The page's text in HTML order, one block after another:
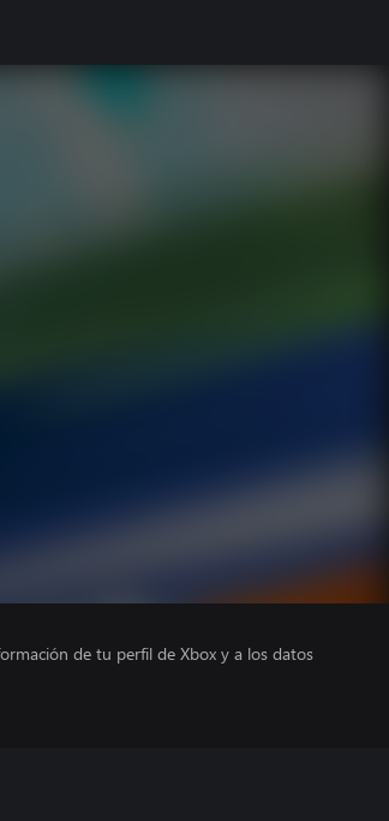
de tu perfil de Xbox y a los datos